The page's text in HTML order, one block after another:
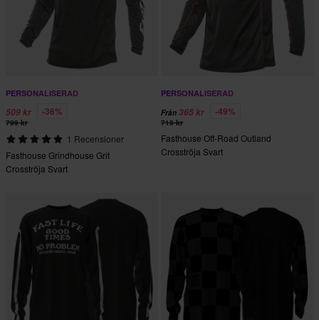
PERSONALISERAD
509 kr -36%
799 kr
1 Recensioner
Fasthouse Grindhouse Grit
Crosströja Svart
PERSONALISERAD
Från 365 kr -49%
719 kr
Fasthouse Off-Road Outland
Crosströja Svart